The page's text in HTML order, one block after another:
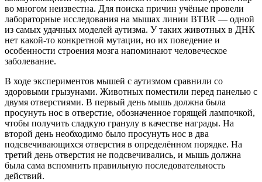
во многом неизвестна. Для поиска причин учёные провели
лабораторные исследования на мышах линии BTBR — одной
из самых удачных моделей аутизма. У таких животных в ДНК
нет какой-то конкретной мутации, но их поведение и
особенности строения мозга напоминают человеческое
заболевание.
В ходе экспериментов мышей с аутизмом сравнили со
здоровыми грызунами. Животных поместили перед панелью с
двумя отверстиями. В первый день мышь должна была
просунуть нос в отверстие, обозначенное горящей лампочкой,
чтобы получить сладкую гранулу в качестве награды. На
второй день необходимо было просунуть нос в два
подсвечивающихся отверстия в определённом порядке. На
третий день отверстия не подсвечивались, и мышь должна
была сама вспомнить правильную последовательность
действий.